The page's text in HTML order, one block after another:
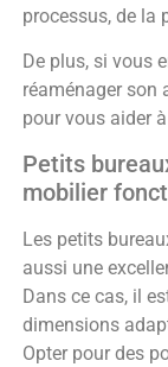
processus, de la
De plus, si vous
réaménager son
pour vous aider
Petits
mobilier
Les petits
aussi une
Dans ce cas, il
dimensions
Opter pour des